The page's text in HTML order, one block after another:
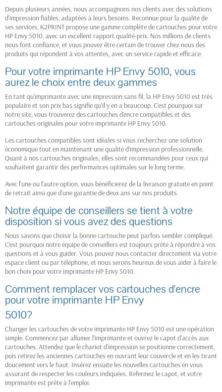
Depuis plusieurs années, nous accompagnons nos clients avec des solutions
d'impression fiables, adaptées à leurs besoins. Reconnue pour la qualité de
ses services, K2PRINT propose une gamme complète de cartouches pour votre
HP Envy 5010, avec un excellent rapport qualité-prix. Nos millions de clients
nous font confiance, et vous pouvez être certain de trouver chez nous des
produits qui répondent à vos attentes, avec un service rapide et efficace.
Pour votre imprimante HP Envy 5010, vous
aurez le choix entre deux gammes
En tant qu'imprimante avec une impression sans fil, la HP Envy 5010 est très
populaire et son prix bas signifie qu'il y en a beaucoup. C'est pourquoi sur
notre site, vous trouverez des cartouches d'encre compatibles et des
cartouches originales pour votre imprimante HP Envy 5010.
Les cartouches compatibles sont idéales si vous recherchez une solution
économique tout en maintenant une qualité d’impression professionnelle.
Quant à nos cartouches originales, elles sont recommandées pour ceux qui
souhaitent garantir des performances optimales sur le long terme.
Avec l'une ou l'autre option, vous bénéficierez de la livraison gratuite en point
de retrait ainsi que d'une garantie de deux ans sur nos produits.
Notre équipe de conseillers se tient à votre
disposition si vous avez des questions
Nous savons que choisir la bonne cartouche peut parfois sembler compliqué.
C'est pourquoi notre équipe de conseillers est toujours prête à répondre à vos
questions et à vous guider. Vous pouvez nous contacter directement via votre
espace client ou par téléphone, et nous serons heureux de vous aider à faire le
bon choix pour votre imprimante HP Envy 5010.
Comment remplacer vos cartouches d'encre
pour votre imprimante HP Envy
5010?
Changer les cartouches de votre imprimante HP Envy 5010 est une opération
simple. Commencez par allumer l'imprimante et ouvrez le capot d'accès aux
cartouches. Attendez que le chariot d'impression se positionne correctement,
puis retirez les anciennes cartouches en ouvrant leur couvercle et en les tirant
doucement vers le haut. Insérez ensuite les nouvelles cartouches en vous
assurant de respecter les couleurs indiquées. Refermez le capot, et votre
imprimante est prête à l’emploi.